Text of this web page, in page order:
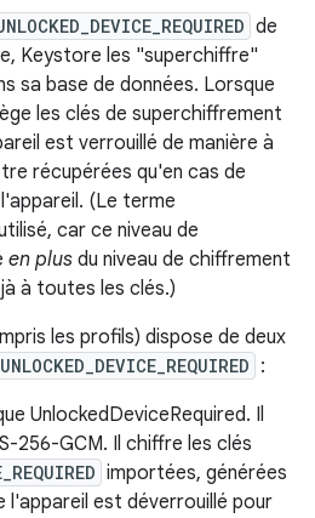
de
Keystore les "superchiffre"
sa base de données. Lorsque
les clés de superchiffrement
est verrouillé de manière à
récupérées qu'en cas de
(Le terme
car ce niveau de
en plus du niveau de chiffrement
à toutes les clés.)
les profils) dispose de deux
UNLOCKED_DEVICE_REQUIRED :
UnlockedDeviceRequired. Il
256-GCM. Il chiffre les clés
importées, générées
l'appareil est déverrouillé pour